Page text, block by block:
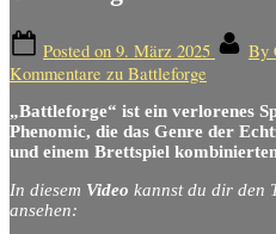
Posted on 9. März 2025 By
Kommentare zu Battleforge
„Battleforge“ ist ein verlorenes
Phenomic, die das Genre der
und einem Brettspiel
In diesem Video kannst du dir den
ansehen: